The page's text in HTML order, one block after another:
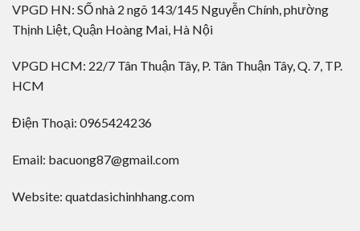
VPGD HN: SỐ nhà 2 ngõ 143/145 Nguyễn Chính, phường
Thịnh Liệt, Quận Hoàng Mai, Hà Nội
VPGD HCM: 22/7 Tân Thuận Tây, P. Tân Thuận Tây, Q. 7, TP.
HCM
Điện Thoại: 0965424236
Email: bacuong87@gmail.com
Website: quatdasichinhhang.com